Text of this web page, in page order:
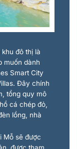
đô thị là
muốn dành
Smart City
Đây chính
tổng quy mô
cá chép đỏ,
lồng, nhà
Mỗ sẽ được
được tham